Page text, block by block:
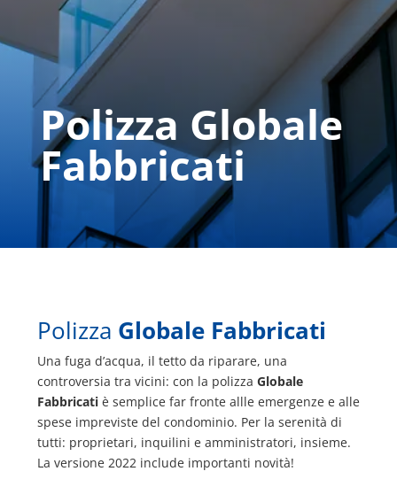
Polizza Globale
Fabbricati
Polizza Globale Fabbricati
Una fuga d’acqua, il tetto da riparare, una
controversia tra vicini: con la polizza Globale
Fabbricati è semplice far fronte allle emergenze e alle
spese impreviste del condominio. Per la serenità di
tutti: proprietari, inquilini e amministratori, insieme.
La versione 2022 include importanti novità!